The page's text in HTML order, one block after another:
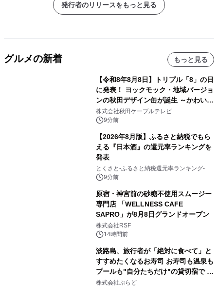
発行者のリリースをもっと見る
グルメの新着 もっと見る
【令和8年8月8日】トリプル「8」の日
に発表！ ヨックモック・地域バージョ
ンの秋田デザイン缶が誕生 ～かわいい
秋田犬の子犬と秋田の四季と名所を巡
るパッケージ～ 9月1日(火)秋田県内で
株式会社秋田ケーブルテレビ
9分前
【2026年8月版】ふるさと納税でもら
える『日本酒』の還元率ランキングを
発表
とくさと-ふるさと納税還元率ランキング-
9分前
原宿・神宮前の砂糖不使用スムージー
専門店 「WELLNESS CAFE
SAPRO」が8月8日グランドオープン
株式会社RSF
14時間前
淡路島、旅行者が「絶対に食べて」と
すすめたくなるお寿司 お寿司も温泉も
プールも"自分たちだけ"の貸切宿で 1
日1組限定「岩屋温泉 絵島別庭 海と
株式会社ぷらど